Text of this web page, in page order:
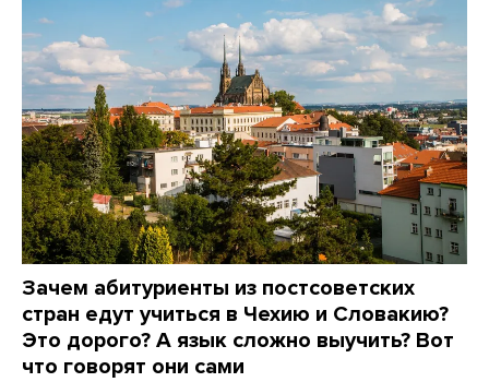
Зачем абитуриенты из постсоветских
стран едут учиться в Чехию и Словакию?
Это дорого? А язык сложно выучить? Вот
что говорят они сами